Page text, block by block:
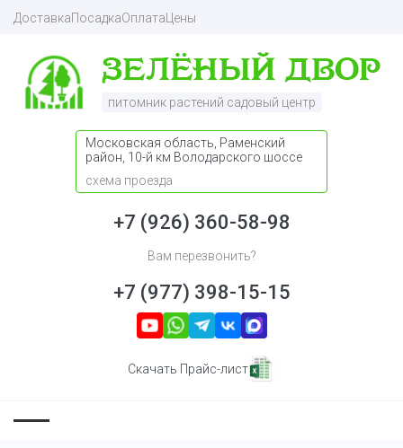
ДоставкаПосадкаОплата Цены
питомник растений садовый центр
Московская область, Раменский
район, 10-й км Володарского шоссе
схема проезда
+7 (926) 360-58-98
Вам перезвонить?
+7 (977) 398-15-15
Скачать Прайс-лист